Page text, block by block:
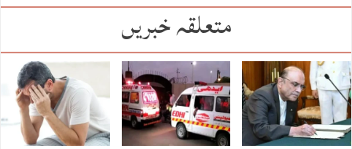
متعلقہ خبریں